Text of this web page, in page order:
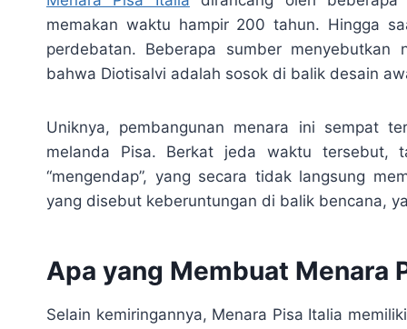
memakan waktu hampir 200 tahun. Hingga
perdebatan. Beberapa sumber
bahwa Diotisalvi adalah sosok di balik desain
Uniknya, pembangunan menara ini sempat
melanda Pisa. Berkat jeda waktu tersebut,
“mengendap”, yang secara tidak langsung
yang disebut keberuntungan di balik bencana,
Apa yang Membuat Menara
Selain kemiringannya, Menara Pisa Italia